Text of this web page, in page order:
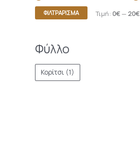
ΦΙΛΤΡΆΡΙΣΜΑ Τιμή: 0€— 20€
Φύλλο
Κορίτσι (1)